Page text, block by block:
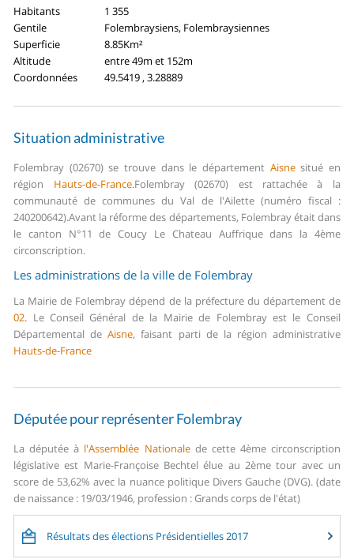
Habitants
1 355
Gentile
Folembraysiens, Folembraysiennes
Superficie
8.85Km²
Altitude
entre 49m et 152m
Coordonnées
49.5419 , 3.28889
Situation administrative
Folembray (02670) se trouve dans le département Aisnesitué en
région Hauts-de-France.Folembray (02670) est rattachée à la
communauté de communes du Val de l'Ailette (numéro fiscal :
240200642).Avant la réforme des départements, Folembray était dans
le canton N°11 de Coucy Le Chateau Auffrique dans la 4ème
circonscription.
Les administrations de la ville de Folembray
La Mairie de Folembray dépend de la préfecture du département de
02. Le Conseil Général de la Mairie de Folembray est le Conseil
Départemental deAisne, faisant parti de la région administrative
Hauts-de-France
Députée pour représenter Folembray
La députée à l'Assemblée Nationalede cette 4ème circonscription
législative est Marie-Françoise Bechtel élue au 2ème tour avec un
score de 53,62% avec la nuance politique Divers Gauche (DVG). (date
de naissance : 19/03/1946, profession : Grands corps de l'état)
Résultats des élections Présidentielles 2017